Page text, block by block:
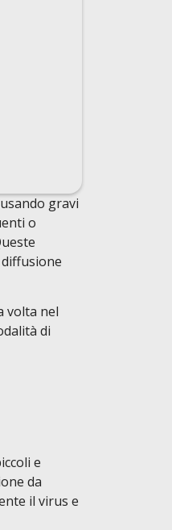
gravi
o
volta nel
di
e
da
il virus e